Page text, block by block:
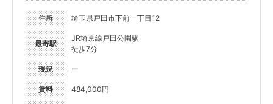
住所 埼玉県戸田市下前一丁目12
最寄駅
JR埼京線戸田公園駅
徒歩7分
現況 ー
賃料 484,000円